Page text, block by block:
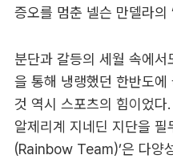
증오를 멈춘 넬슨 만델라의
분단과 갈등의 세월 속에
을 통해 냉랭했던 한반도
것 역시 스포츠의 힘이었
알제리계 지네딘 지단을 필
(Rainbow Team)’은 다양